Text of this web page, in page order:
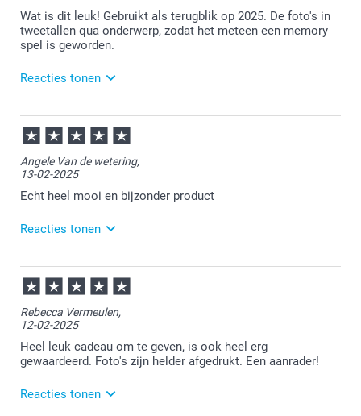
Wat is dit leuk! Gebruikt als terugblik op 2025. De foto's in
tweetallen qua onderwerp, zodat het meteen een memory
spel is geworden.
Reacties tonen
18-12-2025
11:22
Bedankt voor je review. Wat een leuk idee om dit ook
als memory spel te gebruiken. Heel veel plezier
ervan en wellicht tot een volgende keer!
een mens nig meer! 😍
Angele Van de wetering,
13-02-2025
Echt heel mooi en bijzonder product
Reacties tonen
13-02-2025
11:17
Bedankt voor je review. Leuk om te horen dat je
tevreden ben over de ontvangen foto's. Heel veel
plezier ervan en we zien je graag nog eens terug bij
Smartphoto.
Rebecca Vermeulen,
12-02-2025
Heel leuk cadeau om te geven, is ook heel erg
gewaardeerd. Foto's zijn helder afgedrukt. Een aanrader!
Reacties tonen